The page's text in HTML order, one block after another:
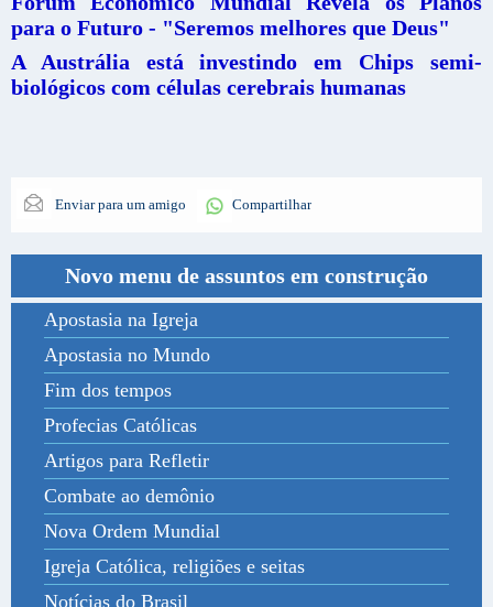
para o Futuro - "Seremos melhores que Deus"
A Austrália está investindo em Chips semi-
biológicos com células cerebrais humanas
Enviar para um amigo Compartilhar
Novo menu de assuntos em construção
Apostasia na Igreja
Apostasia no Mundo
Fim dos tempos
Profecias Católicas
Artigos para Refletir
Combate ao demônio
Nova Ordem Mundial
Igreja Católica, religiões e seitas
Notícias do Brasil